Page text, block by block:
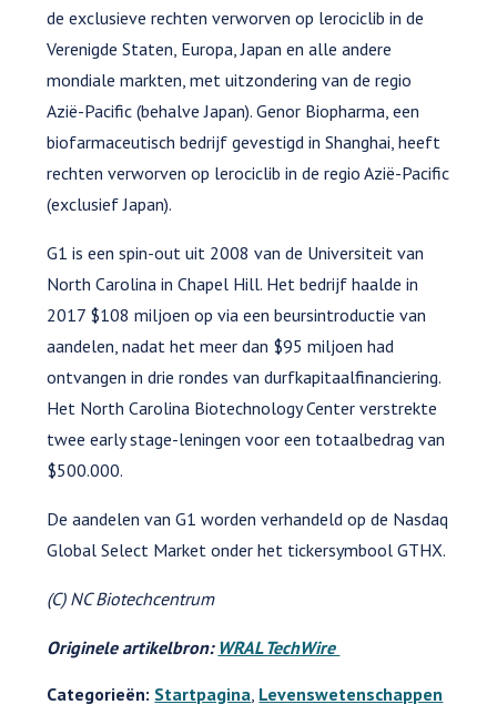
de exclusieve rechten verworven op lerociclib in de
Verenigde Staten, Europa, Japan en alle andere
mondiale markten, met uitzondering van de regio
Azië-Pacific (behalve Japan). Genor Biopharma, een
biofarmaceutisch bedrijf gevestigd in Shanghai, heeft
rechten verworven op lerociclib in de regio Azië-Pacific
(exclusief Japan).
G1 is een spin-out uit 2008 van de Universiteit van
North Carolina in Chapel Hill. Het bedrijf haalde in
2017 $108 miljoen op via een beursintroductie van
aandelen, nadat het meer dan $95 miljoen had
ontvangen in drie rondes van durfkapitaalfinanciering.
Het North Carolina Biotechnology Center verstrekte
twee early stage-leningen voor een totaalbedrag van
$500.000.
De aandelen van G1 worden verhandeld op de Nasdaq
Global Select Market onder het tickersymbool GTHX.
(C) NC Biotechcentrum
Originele artikelbron: WRAL TechWire
Categorieën: Startpagina, Levenswetenschappen